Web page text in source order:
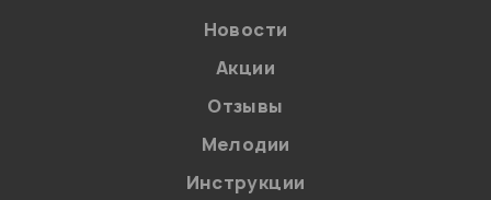
на обработку персональных данных в
Новости
Акции
Отзывы
Мелодии
Инструкции